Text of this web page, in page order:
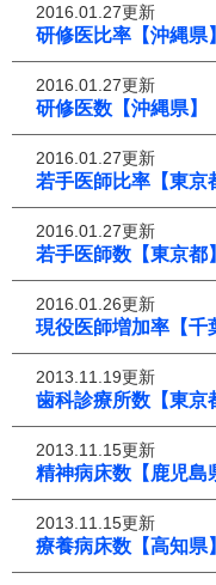
2016.01.27更新
研修医比率【沖縄県】
2016.01.27更新
研修医数【沖縄県】
2016.01.27更新
若手医師比率【東京
2016.01.27更新
若手医師数【東京都】
2016.01.26更新
現役医師増加率【千
2013.11.19更新
歯科診療所数【東京
2013.11.15更新
精神病床数【鹿児島
2013.11.15更新
療養病床数【高知県】